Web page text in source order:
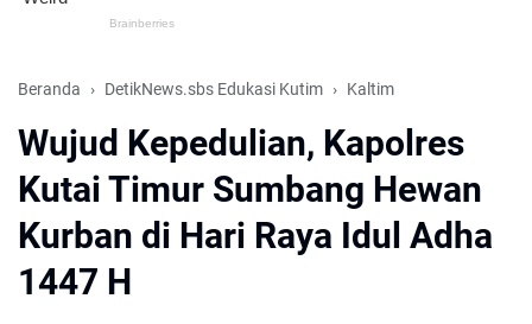
Beranda DetikNews.sbs Edukasi Kutim Kaltim
Wujud Kepedulian, Kapolres
Kutai Timur Sumbang Hewan
Kurban di Hari Raya Idul Adha
1447 H